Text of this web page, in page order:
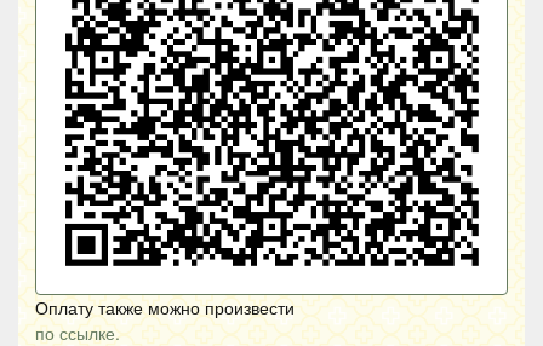
Оплату также можно произвести
по ссылке.